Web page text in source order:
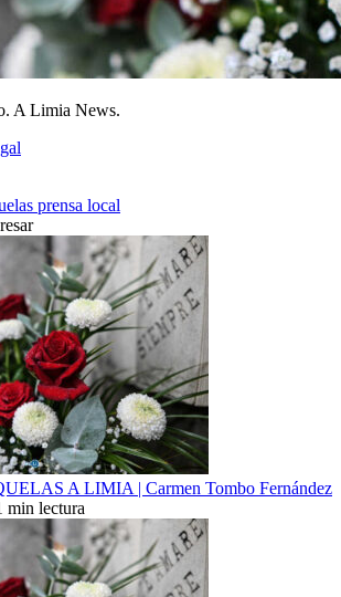
A Limia News.
prensa local
A LIMIA | Carmen Tombo Fernández
min lectura